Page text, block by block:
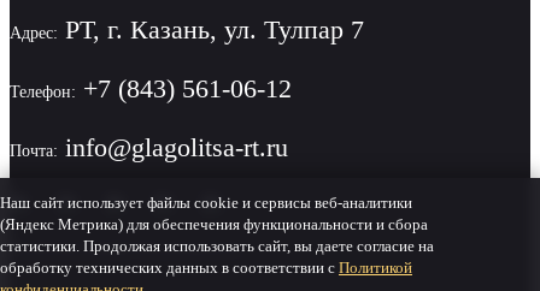
Адрес: РТ, г. Казань, ул. Тулпар 7
Телефон: +7 (843) 561-06-12
Почта: info@glagolitsa-rt.ru
Политика конфиденциальности
Наш сайт использует файлы cookie и сервисы веб-аналитики
(Яндекс Метрика) для обеспечения функциональности и сбора
статистики. Продолжая использовать сайт, вы даете согласие на
обработку технических данных в соответствии с Политикой